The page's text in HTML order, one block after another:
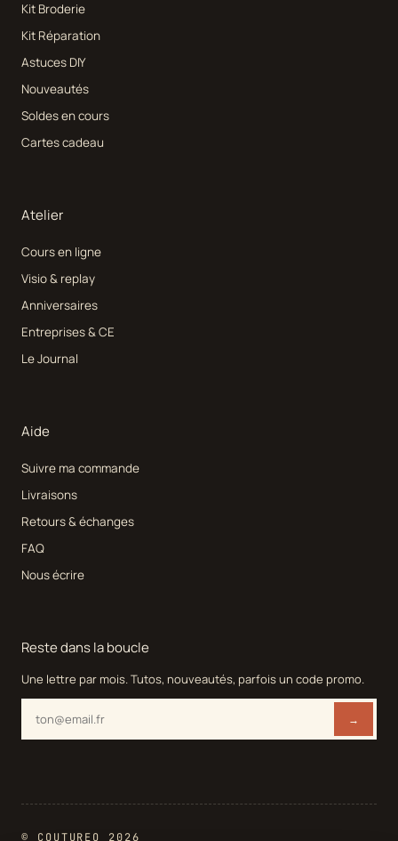
Kit Broderie
Kit Réparation
Astuces DIY
Nouveautés
Soldes en cours
Cartes cadeau
Atelier
Cours en ligne
Visio & replay
Anniversaires
Entreprises & CE
Le Journal
Aide
Suivre ma commande
Livraisons
Retours & échanges
FAQ
Nous écrire
Reste dans la boucle
Une lettre par mois. Tutos, nouveautés, parfois un code promo.
→
© COUTUREO 2026